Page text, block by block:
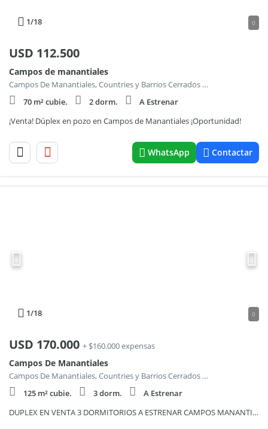
1/18 0
USD 112.500
Campos de manantiales
Campos De Manantiales, Countries y Barrios Cerrados en Cordoba Capital
70 m² cubie.
2 dorm.
A Estrenar
¡Venta! Dúplex en pozo en Campos de Manantiales ¡Oportunidad!
WhatsApp Contactar
1/18 0
USD 170.000 + $160.000 expensas
Campos De Manantiales
Campos De Manantiales, Countries y Barrios Cerrados en Cordoba Capital
125 m² cubie.
3 dorm.
A Estrenar
DUPLEX EN VENTA 3 DORMITORIOS A ESTRENAR CAMPOS MANANTIALES